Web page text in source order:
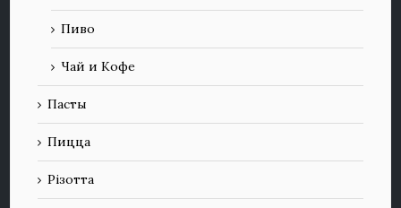
Пиво
Чай и Кофе
Пасты
Пицца
Різотта